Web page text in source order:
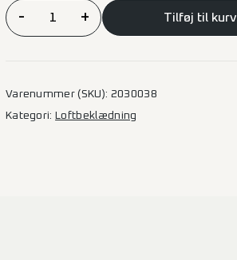
Loftbeklædning
Iveco
L5H3
- + Tilføj til kurv
Varenummer (SKU): 2030038
Kategori: Loftbeklædning